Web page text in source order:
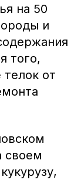
на 50
и
того,
от
своем